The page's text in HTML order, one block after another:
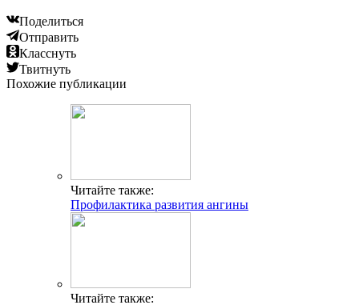
Поделиться
Отправить
Класснуть
Твитнуть
Похожие публикации
Читайте также:
Профилактика развития ангины
Читайте также: